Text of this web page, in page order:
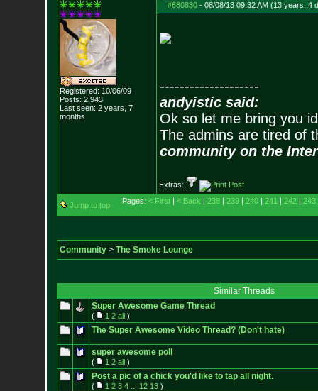
Registered: 10/06/09
Posts: 2,943
Last seen: 2 years, 7
months
#680830- 08/08/13 09:32 AM (13 years, 4
--------------------
andyistic said:
Ok so let me bring you
The admins are tired of
community on the
Extras:
Jump to top Pages: < First| < Back | 238| 239| 240| 241 | 242| 243
Community> The Smoke Lounge
Similar Threads
Super Awesome Game Thread
( 1 2 all)
The Super Awesome Video Thread? (Don't hate)
super awesome poll
( 1 2 all)
Post a pic of a chick you'd like to tap all night.
( 1 2 3 4 12 13)